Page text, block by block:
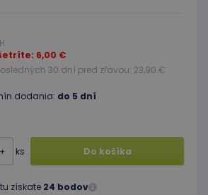
6,00 €
30 dní pred zľavou: 23,90 €
dodania: do 5 dní
+ ks Do košíka
získate 24 bodov